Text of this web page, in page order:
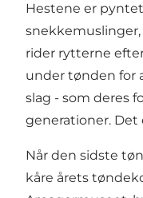
Hestene er
rider rytterne
under tønden for
slag - som deres
generationer. Det
Når den sidste
kåre årets